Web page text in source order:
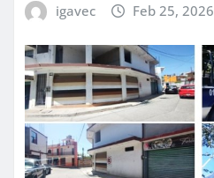
igavec Feb 25, 2026